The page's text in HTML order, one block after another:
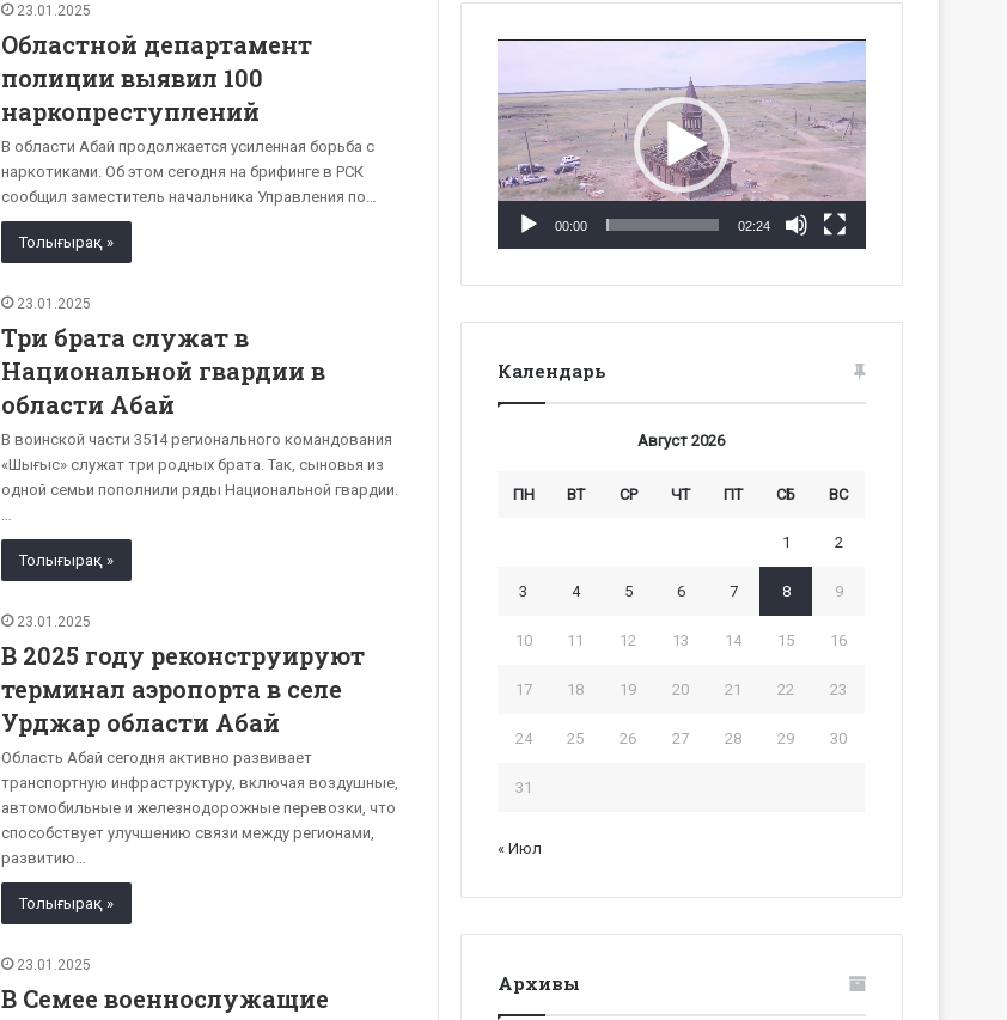
23.01.2025
Областной департамент
полиции выявил 100
наркопреступлений
В области Абай продолжается усиленная борьба с
наркотиками. Об этом сегодня на брифинге в РСК
сообщил заместитель начальника Управления по…
Толығырақ »
23.01.2025
Три брата служат в
Национальной гвардии в
области Абай
В воинской части 3514 регионального командования
«Шығыс» служат три родных брата. Так, сыновья из
одной семьи пополнили ряды Национальной гвардии.
Толығырақ »
23.01.2025
В 2025 году реконструируют
терминал аэропорта в селе
Урджар области Абай
Область Абай сегодня активно развивает
транспортную инфраструктуру, включая воздушные,
автомобильные и железнодорожные перевозки, что
способствует улучшению связи между регионами,
развитию…
Толығырақ »
23.01.2025
В Семее военнослужащие
00:00 02:24
Календарь
Август 2026
ПН ВТ СР ЧТ ПТ СБ ВС
1 2
3 4 5 6 7 8 9
10 11 12 13 14 15 16
17 18 19 20 21 22 23
24 25 26 27 28 29 30
31
« Июл
Архивы